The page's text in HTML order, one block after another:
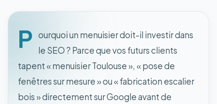
P ourquoi un menuisier doit-il investir dans
le SEO ? Parce que vos futurs clients
tapent « menuisier Toulouse », « pose de
fenêtres sur mesure » ou « fabrication escalier
bois » directement sur Google avant de